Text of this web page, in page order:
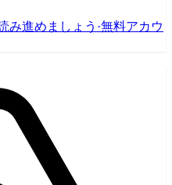
み進めましょう ·無料アカウ